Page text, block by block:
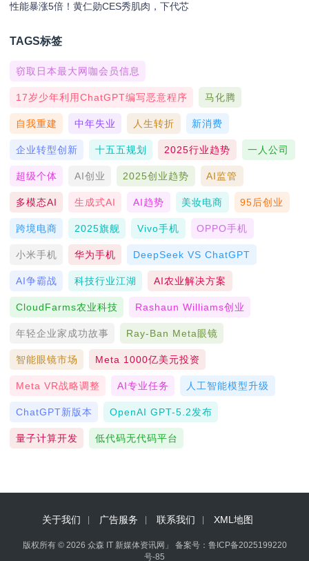
性能暴涨5倍！黄仁勋CES秀肌肉，下代芯
TAGS标签
窃取日本最大网咖会员信息
17岁少年利用ChatGPT编写恶意程序 马化腾
自我重建 中年失业 人生转折 新消费
企业转型创新 十五五规划 2025行业趋势 一人公司
超级个体 AI创业 2025创业趋势 AI监管
多模态AI 生成式AI AI趋势 美妆电商 95后创业
跨境电商 2025旗舰 Vivo手机 OPPO手机
小米手机 华为手机 DeepSeek VS ChatGPT
AI争霸战 科技行业江湖 AI农业解决方案
CloudFarms农业科技 Rashaun Williams创业
年轻企业家成功故事 Ray-Ban Meta眼镜
智能眼镜市场 Meta 1000亿美元投资
Meta VR战略调整 AI专业任务 人工智能模型升级
ChatGPT新版本 OpenAI GPT-5.2发布
量子计算开发 低代码无代码平台
关于我们 广告服务 联系我们 XML地图
版权所有 © 2026 众森 IT 新媒体资讯网」 备案号： 鲁ICP备2025199220
号-85